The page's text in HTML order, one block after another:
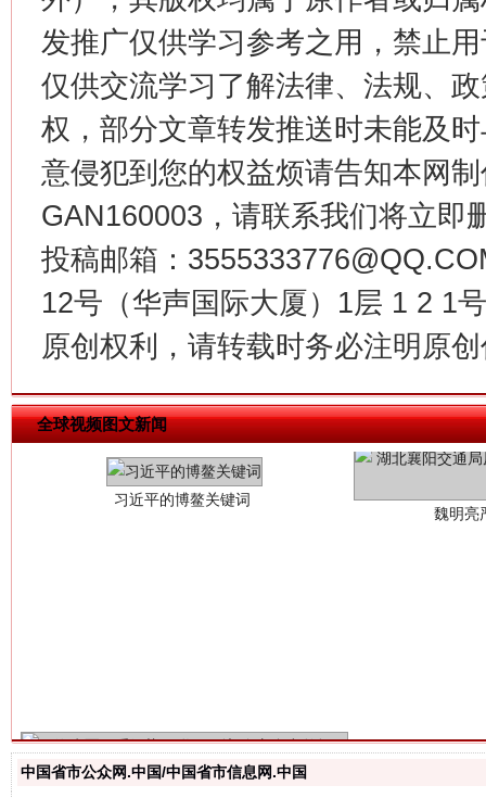
发推广仅供学习参考之用，禁止
仅供交流学习了解法律、法规、
权，部分文章转发推送时未能及
意侵犯到您的权益烦请告知本网
GAN160003，请联系我们将立即
投稿邮箱：
12号（华声国际大厦）1层 1 2 1
原创权利，请转载时务必注明原
全球视频图文新闻
在谋一域中谋全局
今
习近平的博鳌关键词
中国省市公众网.中国/中国省市信息网.中国